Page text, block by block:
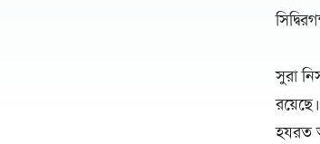
সুরা
হযরত